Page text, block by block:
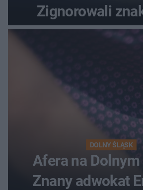
Zignorowali
DOLNY ŚLĄSK
Afera na
Znany adwokat